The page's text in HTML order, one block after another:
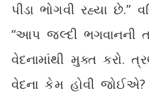
પીડા ભોગવી રહ્યા
“આપ જલ્દી
વેદનામાંથી મુક્ત કરો.
વેદના કેમ હોવી